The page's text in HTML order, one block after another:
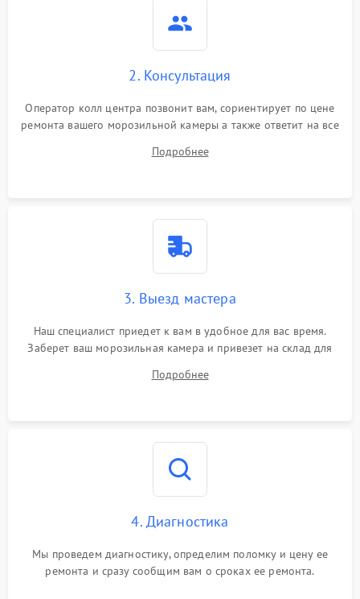
2. Консультация
Оператор колл центра позвонит вам, сориентирует по цене
ремонта вашего морозильной камеры а также ответит на все
Подробнее
3. Выезд мастера
Наш специалист приедет к вам в удобное для вас время.
Заберет ваш морозильная камера и привезет на склад для
Подробнее
4. Диагностика
Мы проведем диагностику, определим поломку и цену ее
ремонта и сразу сообщим вам о сроках ее ремонта.